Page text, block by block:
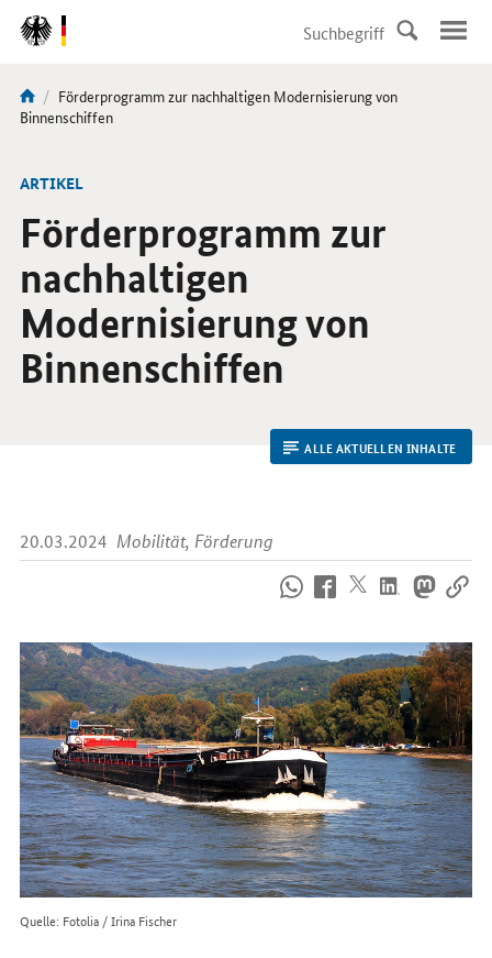
DirektZu:
Navigation
Sie
sind
Aktuelle
Seite:
Förderprogramm zur nachhaltigen Modernisierung von
Binnenschiffen
ARTIKEL
Förderprogramm zur
nachhaltigen
Modernisierung von
Binnenschiffen
ALLE AKTUELLEN INHALTE
20.03.2024 Mobilität, Förderung
uns
im
Internet
Quelle: Fotolia / Irina Fischer